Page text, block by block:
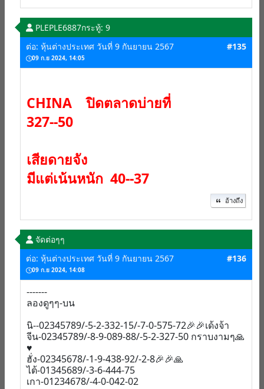
PLEPLE6887กระทู้: 9
ต่อ: หุ้นต่างประเทศ วันที่ 9 กันยายน 2567
09 ก.ย 2024, 14:05
#135
CHINA ปิดตลาดบ่ายที่
327--50
เสียดายจัง
มีแต่เน้นหนัก 40--37
อ้างถึง
จัดต่อๆๆ
ต่อ: หุ้นต่างประเทศ วันที่ 9 กันยายน 2567
09 ก.ย 2024, 14:08
#136
-------
ลองดูๆๆ-บน
นิ--02345789/-5-2-332-15/-7-0-575-72🎉🎉เด้งจ้า
จีน-02345789/-8-9-089-88/-5-2-327-50 กราบงามๆ🙏
♥️
ฮั่ง-02345678/-1-9-438-92/-2-8🎉🎉🙏
ไต้-01345689/-3-6-444-75
เกา-01234678/-4-0-042-02